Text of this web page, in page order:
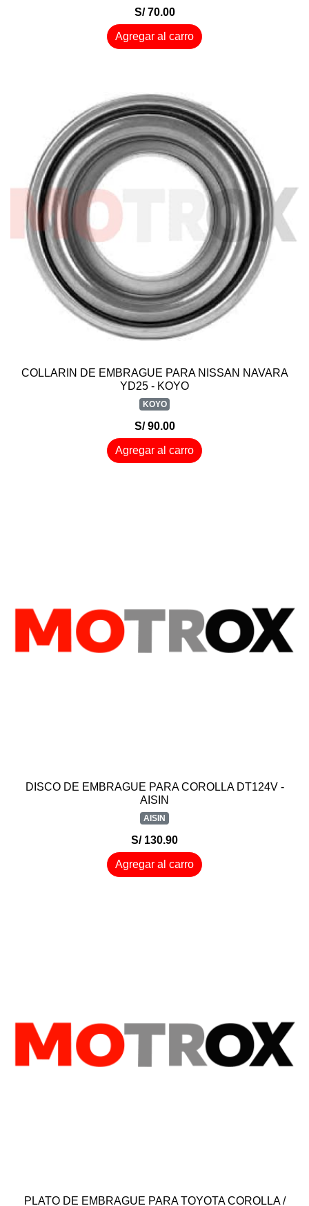
S/ 70.00
Agregar al carro
COLLARIN DE EMBRAGUE PARA NISSAN NAVARA
YD25 - KOYO
KOYO
S/ 90.00
Agregar al carro
DISCO DE EMBRAGUE PARA COROLLA DT124V -
AISIN
AISIN
S/ 130.90
Agregar al carro
PLATO DE EMBRAGUE PARA TOYOTA COROLLA /